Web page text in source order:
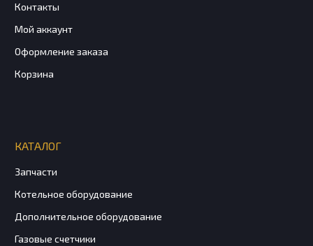
Контакты
Мой аккаунт
Оформление заказа
Корзина
КАТАЛОГ
Запчасти
Котельное оборудование
Дополнительное оборудование
Газовые счетчики